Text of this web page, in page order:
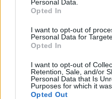
Personal Data.
Opted In
I want to opt-out of
Personal Data for
Opted In
I want to opt-out of
Retention, Sale, and/or
Personal Data that Is
Purposes for which it
Opted Out
proposta presentata,
modifica statutaria
una delibera ufficiale
Cataniain una vera e
gli standard europei.